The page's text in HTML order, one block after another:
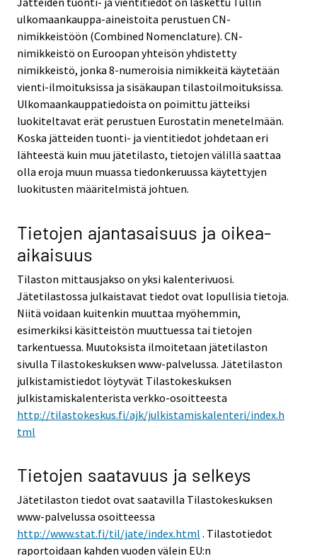
ulkomaankauppa-aineistoita perustuen CN-
nimikkeistöön (Combined Nomenclature). CN-
nimikkeistö on Euroopan yhteisön yhdistetty
nimikkeistö, jonka 8-numeroisia nimikkeitä käytetään
vienti-ilmoituksissa ja sisäkaupan tilastoilmoituksissa.
Ulkomaankauppatiedoista on poimittu jätteiksi
luokiteltavat erät perustuen Eurostatin menetelmään.
Koska jätteiden tuonti- ja vientitiedot johdetaan eri
lähteestä kuin muu jätetilasto, tietojen välillä saattaa
olla eroja muun muassa tiedonkeruussa käytettyjen
luokitusten määritelmistä johtuen.
Tietojen ajantasaisuus ja oikea-
aikaisuus
Tilaston mittausjakso on yksi kalenterivuosi.
Jätetilastossa julkaistavat tiedot ovat lopullisia tietoja.
Niitä voidaan kuitenkin muuttaa myöhemmin,
esimerkiksi käsitteistön muuttuessa tai tietojen
tarkentuessa. Muutoksista ilmoitetaan jätetilaston
sivulla Tilastokeskuksen www-palvelussa. Jätetilaston
julkistamistiedot löytyvät Tilastokeskuksen
julkistamiskalenterista verkko-osoitteesta
http://tilastokeskus.fi/ajk/julkistamiskalenteri/index.h
tml
Tietojen saatavuus ja selkeys
Jätetilaston tiedot ovat saatavilla Tilastokeskuksen
www-palvelussa osoitteessa
http://www.stat.fi/til/jate/index.html . Tilastotiedot
raportoidaan kahden vuoden välein EU:n